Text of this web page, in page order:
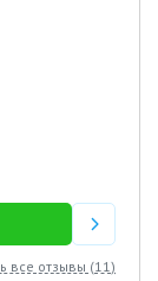
все отзывы (11)